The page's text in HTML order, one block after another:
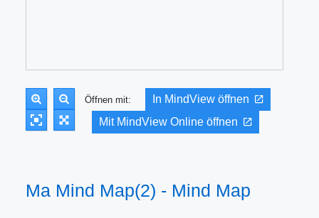
Öffnen mit:
In MindView öffnen
Mit MindView Online öffnen
Ma Mind Map(2) - Mind Map